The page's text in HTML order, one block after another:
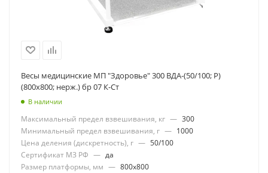
Весы медицинские МП "Здоровье" 300 ВДА-(50/100; Р)
(800х800; нерж.) бр 07 К-Ст
В наличии
Максимальный предел взвешивания, кг — 300
Минимальный предел взвешивания, г — 1000
Цена деления (дискретность), г — 50/100
Сертификат МЗ РФ — да
Размер платформы, мм — 800x800